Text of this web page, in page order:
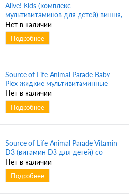
Alive! Kids (комплекс
мультивитаминов для детей) вишня,
апельсин и виноград, 60
жевательных конфет (Nature's Way)
Нет в наличии
Подробнее
Source of Life Animal Parade Baby
Plex жидкие мультивитаминные
капли без сахара с натуральным
вкусом апельсина 60 мл (Natures
Plus)
Нет в наличии
Подробнее
Source of Life Animal Parade Vitamin
D3 (витамин D3 для детей) со
вкусом натуральной черешни 500
МЕ 90 таблеток (Natures Plus)
Нет в наличии
Подробнее